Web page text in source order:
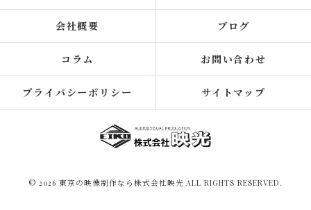
会社概要 ブログ
コラム お問い合わせ
プライバシーポリシー サイトマップ
© 2026 東京の映像制作なら株式会社映光 ALL RIGHTS RESERVED.